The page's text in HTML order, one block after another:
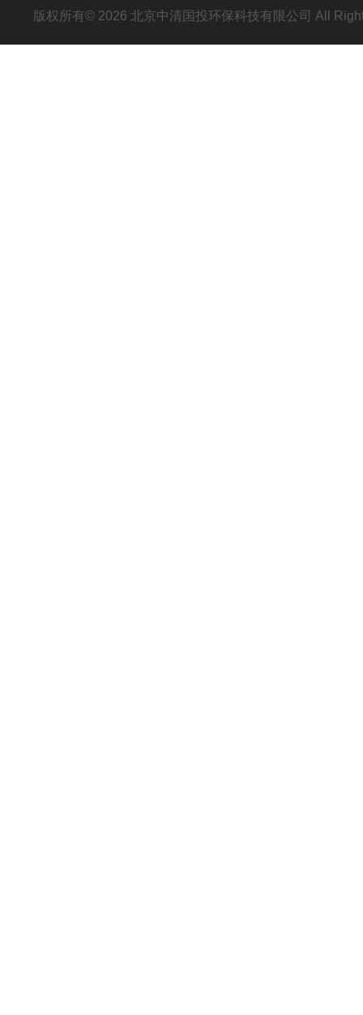
版权所有© 2026 北京中清国投环保科技有限公司 All